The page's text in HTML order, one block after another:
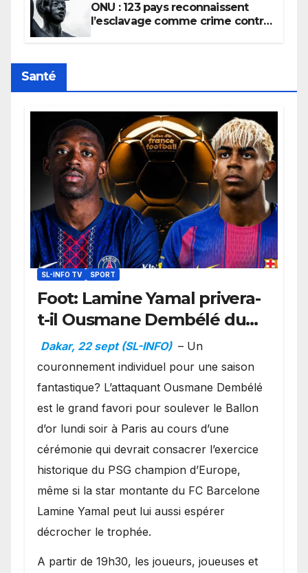
ONU : 123 pays reconnaissent
l’esclavage comme crime contre
Santé
SL-INFO TV SPORT
Foot: Lamine Yamal privera-
t-il Ousmane Dembélé du
Ballon d’or ?
Dakar, 22 sept (SL-INFO) – Un
couronnement individuel pour une saison
fantastique? L’attaquant Ousmane Dembélé
est le grand favori pour soulever le Ballon
d’or lundi soir à Paris au cours d’une
cérémonie qui devrait consacrer l’exercice
historique du PSG champion d’Europe,
même si la star montante du FC Barcelone
Lamine Yamal peut lui aussi espérer
décrocher le trophée.
A partir de 19h30, les joueurs, joueuses et